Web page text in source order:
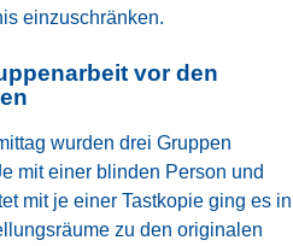
einzuschränken.
vor den
wurden drei Gruppen
mit einer blinden Person und
mit je einer Tastkopie ging es in
zu den originalen